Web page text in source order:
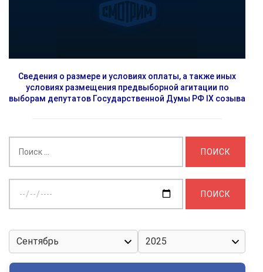
Сведения о размере и условиях оплаты, а также иных
условиях размещения предвыборной агитации по
выборам депутатов Государственной Думы РФ IX созыва
дату: